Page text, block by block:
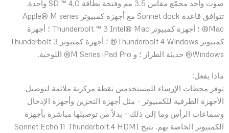
صوت واحد مجمّع مقاس 3.5 مم وفتحة بطاقة SD ™ 4.0 واحدة.
تتوافق قاعدة Sonnet dock مع أجهزة كمبيوتر Apple® M series
Mac® ؛ أجهزة كمبيوتر Thunderbolt ™ 3 Intel® Mac ؛ أجهزة
كمبيوتر Thunderbolt 4 Windows® ؛ أجهزة كمبيوتر Thunderbolt 3
Windows® حديثة الطراز ؛ و M Series iPad Pro® اللوحية.
ماذا يفعل:
توفر محطات الإرساء للمستخدمين نقطة مركزية ملائمة لتوصيل
الأجهزة الطرفية للكمبيوتر – مثل أجهزة التخزين وأجهزة الإدخال
وسماعات الرأس وما إلى ذلك – بدلاً من توصيلها مباشرة بأجهزة
الكمبيوتر الخاصة بهم. يتيح Sonnet Echo 11 Thunderbolt 4 HDMI